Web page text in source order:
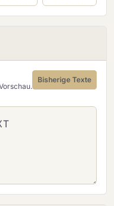
Bisherige Texte